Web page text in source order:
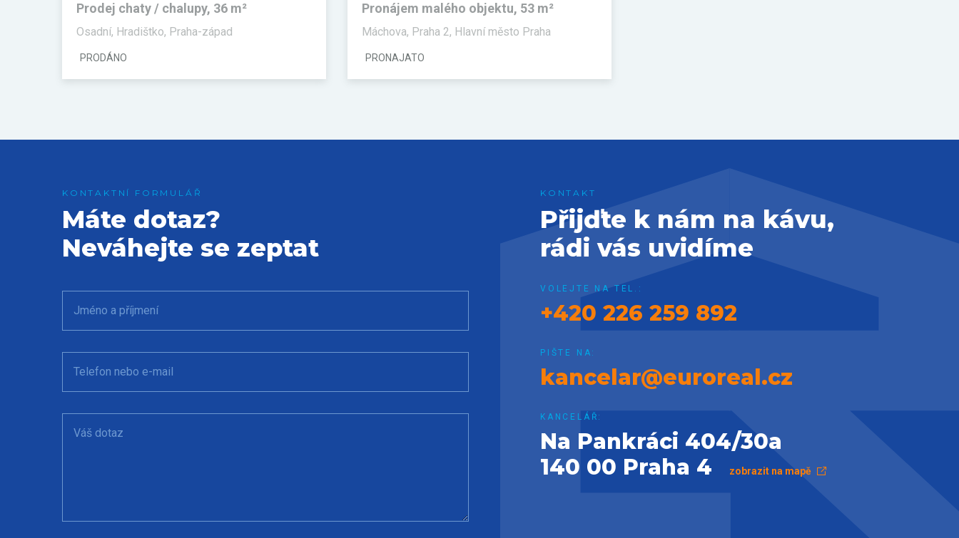
Prodej chaty / chalupy, 36 m²
Osadní, Hradištko, Praha-západ
PRODÁNO
Pronájem malého objektu, 53 m²
Máchova, Praha 2, Hlavní město Praha
PRONAJATO
Máte dotaz?
Neváhejte se zeptat
Jméno a příjmení
Telefon nebo e-mail
Váš dotaz
Přijďte k nám na kávu,
rádi vás uvidíme
VOLEJTE NA TEL.:
+420 226 259 892
PIŠTE NA:
kancelar@euroreal.cz
KANCELÁŘ:
Na Pankráci 404/30a
140 00 Praha 4
zobrazit na mapě